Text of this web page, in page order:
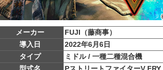
メーカー
FUJI（藤商事）
導入日
2022年6月6日
タイプ
ミドル / 一種二種混合機